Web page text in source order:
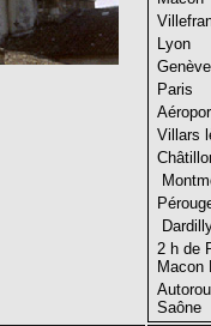
Lyon
Genève
Paris
Villars
2 h
Macon